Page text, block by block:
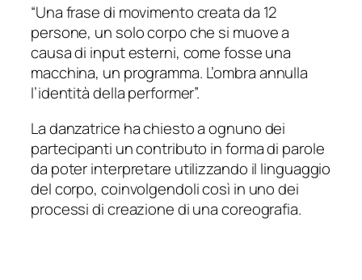
“Una frase di movimento creata da 12
persone, un solo corpo che si muove a
causa di input esterni, come fosse una
macchina, un programma. L’ombra annulla
l’identità della performer”.
La danzatrice ha chiesto a ognuno dei
partecipanti un contributo in forma di parole
da poter interpretare utilizzando il linguaggio
del corpo, coinvolgendoli così in uno dei
processi di creazione di una coreografia.